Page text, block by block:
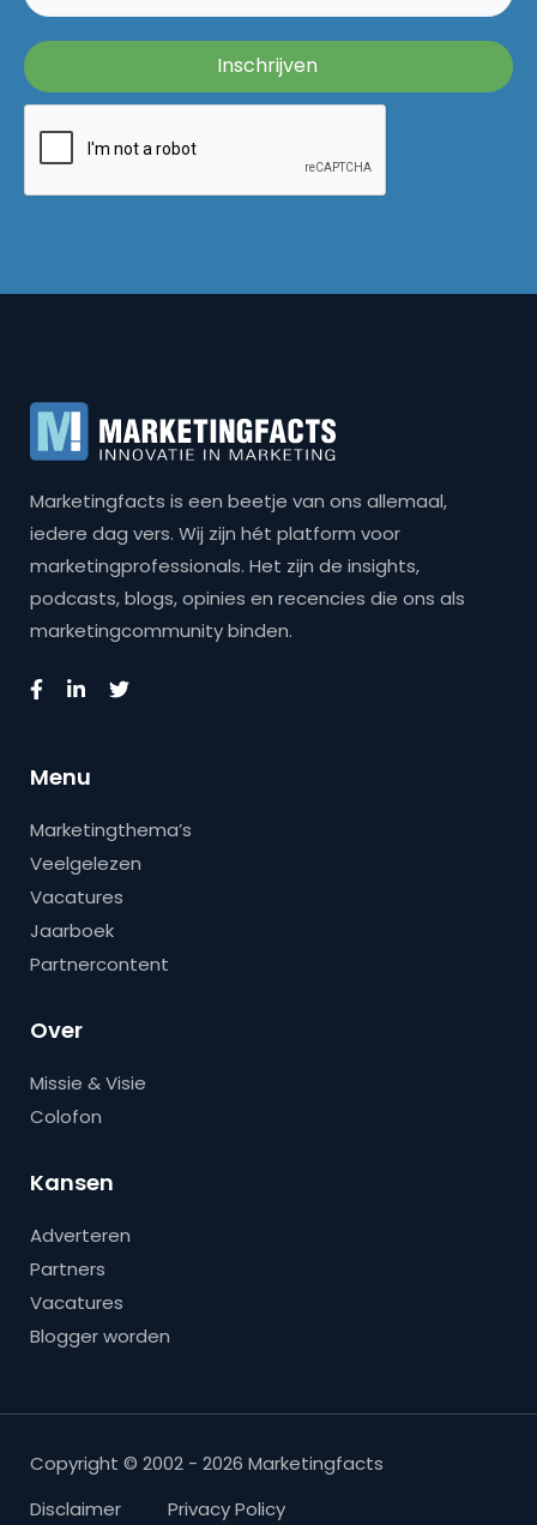
Marketingfacts is een beetje van ons allemaal,
iedere dag vers. Wij zijn hét platform voor
marketingprofessionals. Het zijn de insights,
podcasts, blogs, opinies en recencies die ons als
marketingcommunity binden.
Menu
Marketingthema’s
Veelgelezen
Vacatures
Jaarboek
Partnercontent
Over
Missie & Visie
Colofon
Kansen
Adverteren
Partners
Vacatures
Blogger worden
Copyright © 2002 - 2026 Marketingfacts
Disclaimer
Privacy Policy